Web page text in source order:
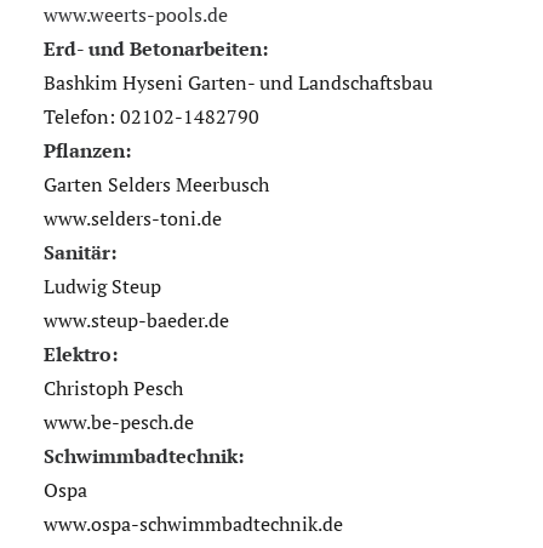
www.weerts-pools.de
Erd- und Betonarbeiten:
Bashkim Hyseni Garten- und Landschaftsbau
Telefon: 02102-1482790
Pflanzen:
Garten Selders Meerbusch
www.selders-toni.de
Sanitär:
Ludwig Steup
www.steup-baeder.de
Elektro:
Christoph Pesch
www.be-pesch.de
Schwimmbadtechnik:
Ospa
www.ospa-schwimmbadtechnik.de